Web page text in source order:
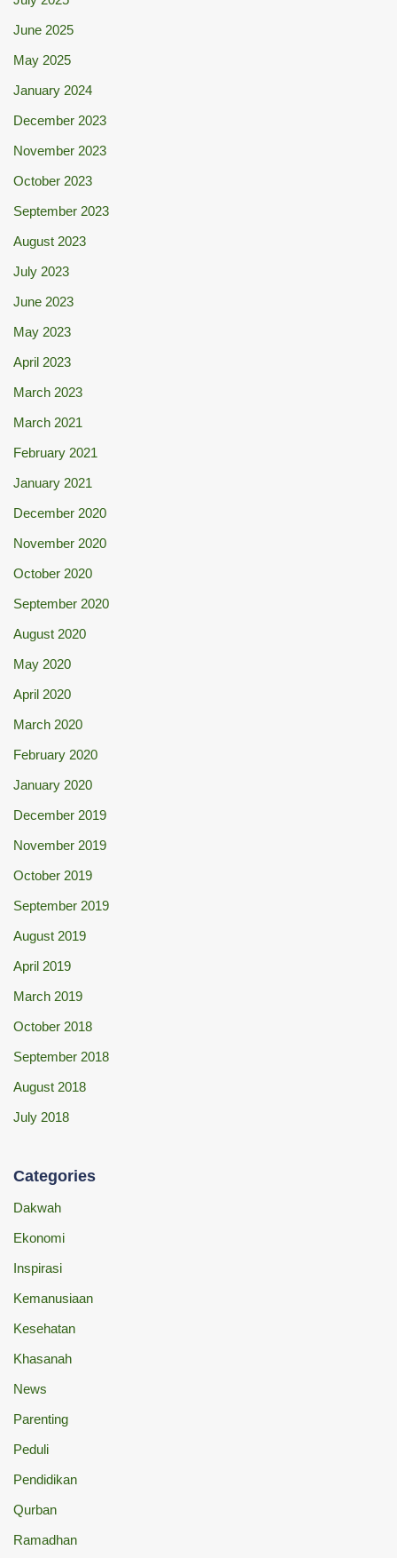
June 2025
May 2025
January 2024
December 2023
November 2023
October 2023
September 2023
August 2023
July 2023
June 2023
May 2023
April 2023
March 2023
March 2021
February 2021
January 2021
December 2020
November 2020
October 2020
September 2020
August 2020
May 2020
April 2020
March 2020
February 2020
January 2020
December 2019
November 2019
October 2019
September 2019
August 2019
April 2019
March 2019
October 2018
September 2018
August 2018
July 2018
Categories
Dakwah
Ekonomi
Inspirasi
Kemanusiaan
Kesehatan
Khasanah
News
Parenting
Peduli
Pendidikan
Qurban
Ramadhan